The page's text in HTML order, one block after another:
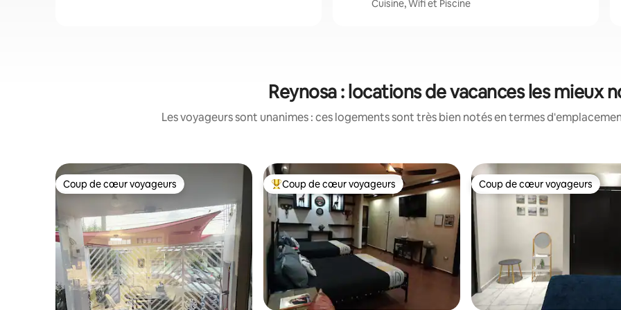
Cuisine, Wifi et Piscine
Reynosa : locations de vacances les mieux
Les voyageurs sont unanimes : ces logements sont très bien notés en termes
Coup de cœur voyageurs
Coup de cœur voyageurs Coups de cœur voyageurs les plus appréciés
Coup de cœur voyageurs Coup de cœur voyageurs
Coup de cœur voyageurs